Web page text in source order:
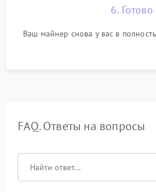
6. Готово
Ваш майнер снова у вас в
FAQ. Ответы на вопросы